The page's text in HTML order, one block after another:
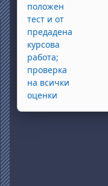
положен
тест и от
предадена
курсова
работа;
проверка
на всички
оценки